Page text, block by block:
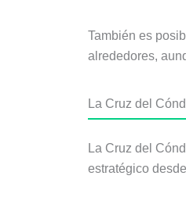
También es
alrededores,
La Cruz del
La Cruz del
estratégico